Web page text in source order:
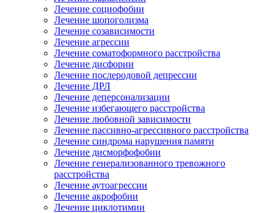
Лечение социофобии
Лечение шопоголизма
Лечение созависимости
Лечение агрессии
Лечение соматоформного расстройства
Лечение дисфории
Лечение послеродовой депрессии
Лечение ДРЛ
Лечение деперсонализации
Лечение избегающего расстройства
Лечение любовной зависимости
Лечение пассивно-агрессивного расстройства
Лечение синдрома нарушения памяти
Лечение дисморфофобии
Лечение генерализованного тревожного
расстройства
Лечение аутоагрессии
Лечение акрофобии
Лечение циклотимии